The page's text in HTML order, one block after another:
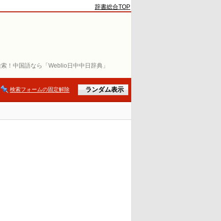
！中国語なら「Weblio日中中日辞典」
辞書総合TOP
検索フォームの固定解除